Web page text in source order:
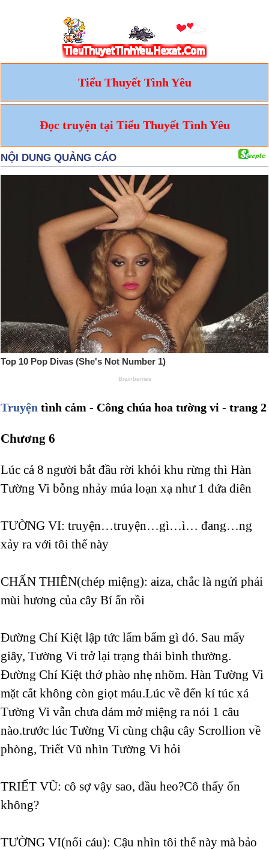
Tiểu Thuyết Tình Yêu
Đọc truyện tại Tiểu Thuyết Tình Yêu
Truyện tình cảm - Công chúa hoa tường vi - trang 2
Chương 6
Lúc cả 8 người bắt đầu rời khỏi khu rừng thì Hàn
Tường Vi bỗng nhảy múa loạn xạ như 1 đứa điên
TƯỜNG VI: truyện…truyện…gì…ì… đang…ng
xảy ra với tôi thế này
CHẤN THIÊN(chép miệng): aiza, chắc là ngửi phải
mùi hương của cây Bí ẩn rồi
Đường Chí Kiệt lập tức lẩm bẩm gì đó. Sau mấy
giây, Tường Vi trở lại trạng thái bình thường.
Đường Chí Kiệt thở phào nhẹ nhõm. Hàn Tường Vi
mặt cắt không còn giọt máu.Lúc về đến kí túc xá
Tường Vi vẫn chưa dám mở miệng ra nói 1 câu
nào.trước lúc Tường Vi cùng chậu cây Scrollion về
phòng, Triết Vũ nhìn Tường Vi hỏi
TRIẾT VŨ: cô sợ vậy sao, đầu heo?Cô thấy ổn
không?
TƯỜNG VI(nổi cáu): Cậu nhìn tôi thế này mà bảo